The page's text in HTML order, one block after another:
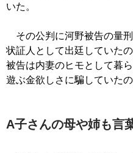
いた。
その公判に河野被告の量
状証人として出廷していた
被告は内妻のヒモとして暮
遊ぶ金欲しさに騙していた
A子さんの母や姉も言